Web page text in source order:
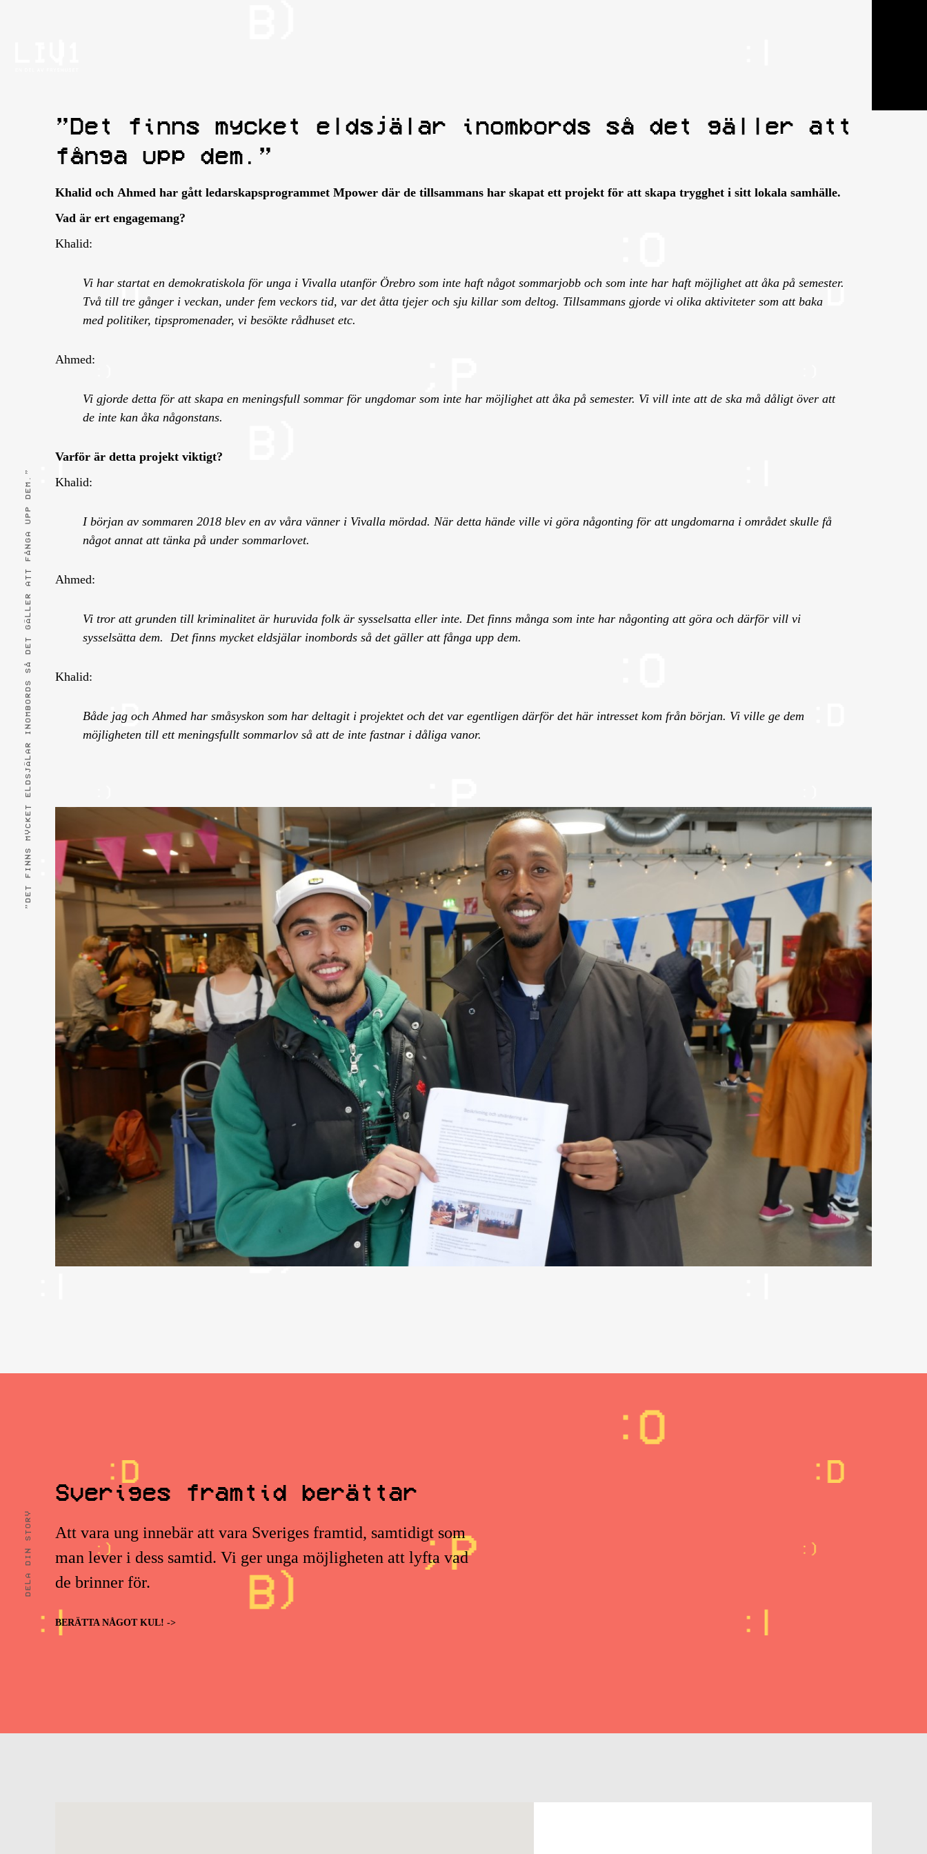
”DET FINNS MYCKET ELDSJÄLAR INOMBORDS SÅ DET GÄLLER ATT FÅNGA UPP DEM.”
”Det finns mycket eldsjälar inombords så det gäller att
fånga upp dem.”
Khalid och Ahmed har gått ledarskapsprogrammet Mpower där de tillsammans har skapat ett projekt för att skapa trygghet i sitt lokala samhälle.
Vad är ert engagemang?
Khalid:
Vi har startat en demokratiskola för unga i Vivalla utanför Örebro som inte haft något sommarjobb och som inte har haft möjlighet att åka på semester.
Två till tre gånger i veckan, under fem veckors tid, var det åtta tjejer och sju killar som deltog. Tillsammans gjorde vi olika aktiviteter som att baka
med politiker, tipspromenader, vi besökte rådhuset etc.
Ahmed:
Vi gjorde detta för att skapa en meningsfull sommar för ungdomar som inte har möjlighet att åka på semester. Vi vill inte att de ska må dåligt över att
de inte kan åka någonstans.
Varför är detta projekt viktigt?
Khalid:
I början av sommaren 2018 blev en av våra vänner i Vivalla mördad. När detta hände ville vi göra någonting för att ungdomarna i området skulle få
något annat att tänka på under sommarlovet.
Ahmed:
Vi tror att grunden till kriminalitet är huruvida folk är sysselsatta eller inte. Det finns många som inte har någonting att göra och därför vill vi
sysselsätta dem. Det finns mycket eldsjälar inombords så det gäller att fånga upp dem.
Khalid:
Både jag och Ahmed har småsyskon som har deltagit i projektet och det var egentligen därför det här intresset kom från början. Vi ville ge dem
möjligheten till ett meningsfullt sommarlov så att de inte fastnar i dåliga vanor.
DELA DIN STORY
Sveriges framtid berättar
Att vara ung innebär att vara Sveriges framtid, samtidigt som
man lever i dess samtid. Vi ger unga möjligheten att lyfta vad
de brinner för.
BERÄTTA NÅGOT KUL! ->